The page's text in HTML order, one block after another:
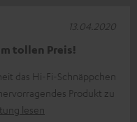
tollen Preis!
das Hi-Fi-Schnäppchen
Produkt zu
lesen
13.04.2020